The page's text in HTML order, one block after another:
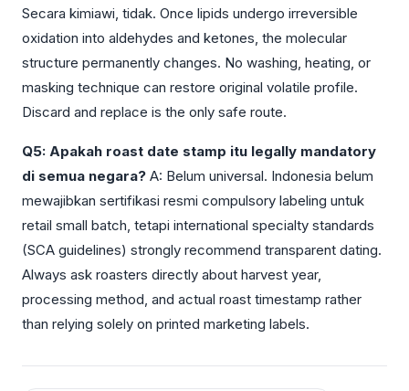
Secara kimiawi, tidak. Once lipids undergo irreversible
oxidation into aldehydes and ketones, the molecular
structure permanently changes. No washing, heating, or
masking technique can restore original volatile profile.
Discard and replace is the only safe route.
Q5: Apakah roast date stamp itu legally mandatory
di semua negara? A: Belum universal. Indonesia belum
mewajibkan sertifikasi resmi compulsory labeling untuk
retail small batch, tetapi international specialty standards
(SCA guidelines) strongly recommend transparent dating.
Always ask roasters directly about harvest year,
processing method, and actual roast timestamp rather
than relying solely on printed marketing labels.